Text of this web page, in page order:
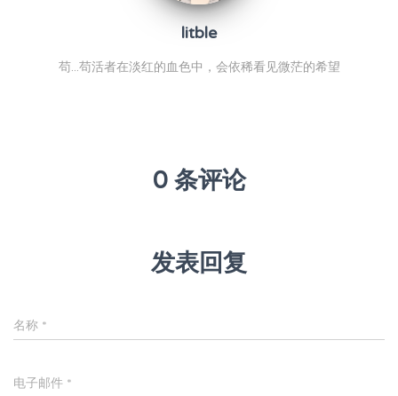
litble
苟...苟活者在淡红的血色中，会依稀看见微茫的希望
0 条评论
发表回复
名称 *
电子邮件 *